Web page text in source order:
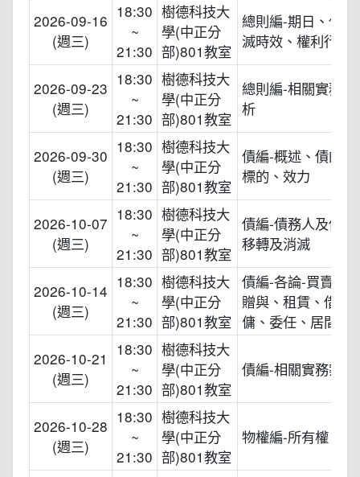
2026-09-16
(週三)
18:30
~
21:30
樹德科技大
學(中正分
部)801教室
總則編-期日、代理
滅時效、權利行使
2026-09-23
(週三)
18:30
~
21:30
樹德科技大
學(中正分
部)801教室
總則編-相關實務案
析
2026-09-30
(週三)
18:30
~
21:30
樹德科技大
學(中正分
部)801教室
債編-概述、債的發
標的、效力
2026-10-07
(週三)
18:30
~
21:30
樹德科技大
學(中正分
部)801教室
債編-債務人及債權
移轉及消滅
2026-10-14
(週三)
18:30
~
21:30
樹德科技大
學(中正分
部)801教室
債編-各論-買賣、
贈與、租賃、借貸
傭、委任、居間、
2026-10-21
(週三)
18:30
~
21:30
樹德科技大
學(中正分
部)801教室
債編-相關實務案例
2026-10-28
(週三)
18:30
~
21:30
樹德科技大
學(中正分
部)801教室
物權編-所有權、共